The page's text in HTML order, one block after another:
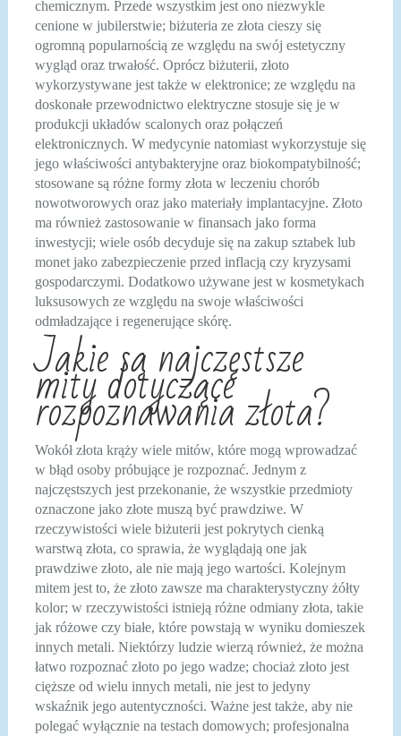
chemicznym. Przede wszystkim jest ono niezwykle
cenione w jubilerstwie; biżuteria ze złota cieszy się
ogromną popularnością ze względu na swój estetyczny
wygląd oraz trwałość. Oprócz biżuterii, złoto
wykorzystywane jest także w elektronice; ze względu na
doskonałe przewodnictwo elektryczne stosuje się je w
produkcji układów scalonych oraz połączeń
elektronicznych. W medycynie natomiast wykorzystuje się
jego właściwości antybakteryjne oraz biokompatybilność;
stosowane są różne formy złota w leczeniu chorób
nowotworowych oraz jako materiały implantacyjne. Złoto
ma również zastosowanie w finansach jako forma
inwestycji; wiele osób decyduje się na zakup sztabek lub
monet jako zabezpieczenie przed inflacją czy kryzysami
gospodarczymi. Dodatkowo używane jest w kosmetykach
luksusowych ze względu na swoje właściwości
odmładzające i regenerujące skórę.
Jakie są najczęstsze
mity dotyczące
rozpoznawania złota?
Wokół złota krąży wiele mitów, które mogą wprowadzać
w błąd osoby próbujące je rozpoznać. Jednym z
najczęstszych jest przekonanie, że wszystkie przedmioty
oznaczone jako złote muszą być prawdziwe. W
rzeczywistości wiele biżuterii jest pokrytych cienką
warstwą złota, co sprawia, że wyglądają one jak
prawdziwe złoto, ale nie mają jego wartości. Kolejnym
mitem jest to, że złoto zawsze ma charakterystyczny żółty
kolor; w rzeczywistości istnieją różne odmiany złota, takie
jak różowe czy białe, które powstają w wyniku domieszek
innych metali. Niektórzy ludzie wierzą również, że można
łatwo rozpoznać złoto po jego wadze; chociaż złoto jest
cięższe od wielu innych metali, nie jest to jedyny
wskaźnik jego autentyczności. Ważne jest także, aby nie
polegać wyłącznie na testach domowych; profesjonalna